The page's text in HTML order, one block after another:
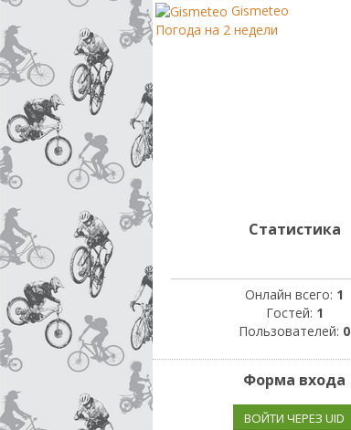
Gismeteo
Погода на 2 недели
Статистика
Онлайн всего: 1
Гостей: 1
Пользователей: 0
Форма входа
ВОЙТИ ЧЕРЕЗ UID